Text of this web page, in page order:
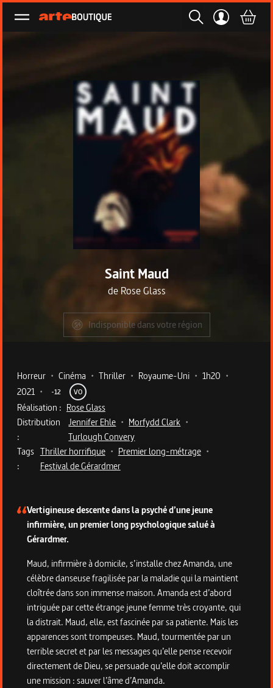
Ouvrir le menu
Saint Maud
de Rose Glass
Indisponible dans votre région
Metadata du programme
Horreur • Cinéma • Thriller • Royaume-Uni • 1h20 •
2021 • -12 VO
Réalisation : Rose Glass
Distribution
:
Jennifer Ehle • Morfydd Clark •
Turlough Convery
Tags
:
Thriller horrifique • Premier long-métrage •
Festival de Gérardmer
Vertigineuse descente dans la psyché d’une jeune
infirmière, un premier long psychologique salué à
Gérardmer.
Maud, infirmière à domicile, s’installe chez Amanda, une
célèbre danseuse fragilisée par la maladie qui la maintient
cloîtrée dans son immense maison. Amanda est d’abord
intriguée par cette étrange jeune femme très croyante, qui
la distrait. Maud, elle, est fascinée par sa patiente. Mais les
apparences sont trompeuses. Maud, tourmentée par un
terrible secret et par les messages qu’elle pense recevoir
directement de Dieu, se persuade qu’elle doit accomplir
une mission : sauver l’âme d’Amanda.